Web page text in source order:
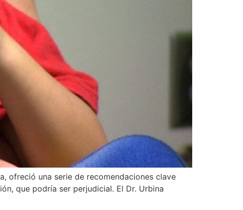
ofreció una serie de recomendaciones clave
que podría ser perjudicial. El Dr. Urbina